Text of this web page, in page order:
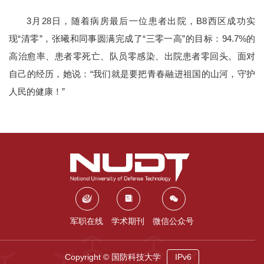
3月28日，随着病房最后一位患者出院，B8西区成功实
现“清零”，张曦和同事圆满完成了“三零一高”的目标：94.7%的
高治愈率、患者零死亡、队员零感染、出院患者零回头。面对
自己的经历，她说：“我们就是要把青春融进祖国的山河，守护
人民的健康！”
军职在线 学术期刊 微信公众号
Copyright © 国防科技大学 IPv6